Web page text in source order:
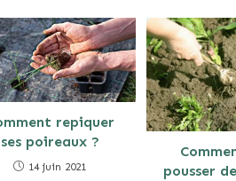
repiquer
ses poireaux ?
14 juin 2021
pousser